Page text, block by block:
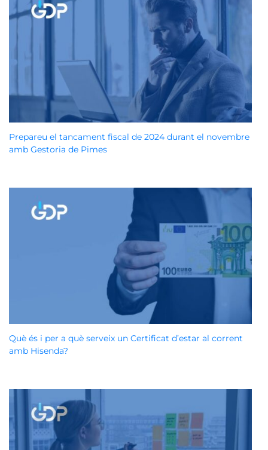
Prepareu el tancament fiscal de 2024 durant el novembre
amb Gestoria de Pimes
Què és i per a què serveix un Certificat d’estar al corrent
amb Hisenda?